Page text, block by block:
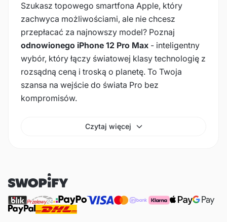
Szukasz topowego smartfona Apple, który
zachwyca możliwościami, ale nie chcesz
przepłacać za najnowszy model? Poznaj
odnowionego iPhone 12 Pro Max - inteligentny
wybór, który łączy światowej klasy technologię z
rozsądną ceną i troską o planetę. To Twoja
szansa na wejście do świata Pro bez
kompromisów.
Czytaj więcej